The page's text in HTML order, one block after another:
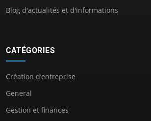
Blog d'actualités et d'informations
CATÉGORIES
Création d’entreprise
General
Gestion et finances